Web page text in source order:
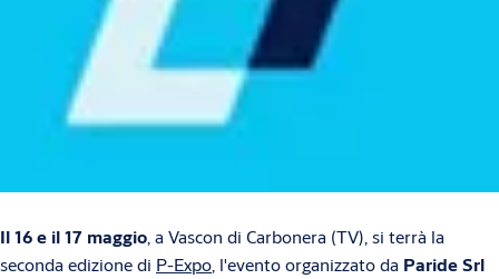
Il 16 e il 17 maggio, a Vascon di Carbonera (TV), si terrà la
seconda edizione di P-Expo, l'evento organizzato da Paride Srl